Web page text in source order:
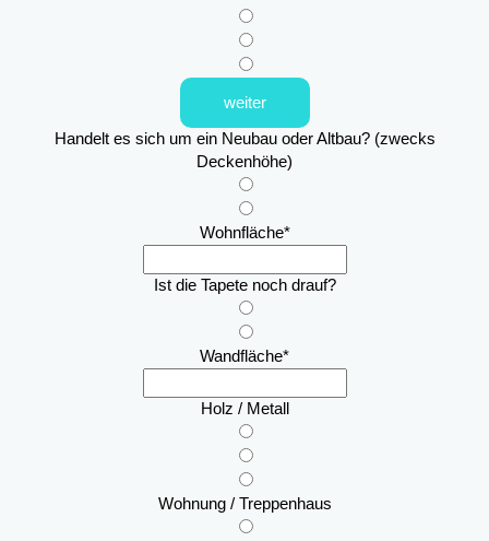
weiter
Handelt es sich um ein Neubau oder Altbau? (zwecks
Deckenhöhe)
Wohnfläche*
Ist die Tapete noch drauf?
Wandfläche*
Holz / Metall
Wohnung / Treppenhaus